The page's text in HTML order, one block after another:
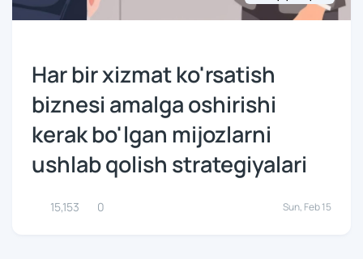
Har bir xizmat ko'rsatish
biznesi amalga oshirishi
kerak bo'lgan mijozlarni
ushlab qolish strategiyalari
15,153 0 Sun, Feb 15